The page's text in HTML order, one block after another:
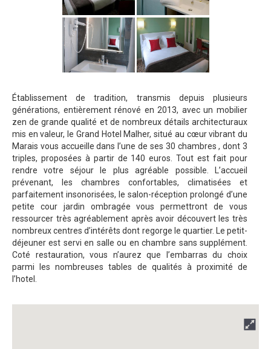
Établissement de tradition, transmis depuis plusieurs
générations, entièrement rénové en 2013, avec un mobilier
zen de grande qualité et de nombreux détails architecturaux
mis en valeur, le Grand Hotel Malher, situé au cœur vibrant du
Marais vous accueille dans l’une de ses 30 chambres , dont 3
triples, proposées à partir de 140 euros. Tout est fait pour
rendre votre séjour le plus agréable possible. L’accueil
prévenant, les chambres confortables, climatisées et
parfaitement insonorisées, le salon-réception prolongé d’une
petite cour jardin ombragée vous permettront de vous
ressourcer très agréablement après avoir découvert les très
nombreux centres d’intérêts dont regorge le quartier. Le petit-
déjeuner est servi en salle ou en chambre sans supplément.
Coté restauration, vous n’aurez que l’embarras du choix
parmi les nombreuses tables de qualités à proximité de
l’hotel.